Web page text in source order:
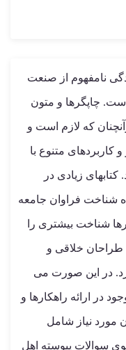
نامفهوم از صنعت
چاپگرها و متون
که لازم است و
کاربردهای متنوع با
زیادی در
شناخت فراوان جامعه
شناخت بیشتری را
طراحان خلاقی و
در این صورت می
در ارائه راهکارها و
مورد نیاز شامل
سوالات پیوسته اهل